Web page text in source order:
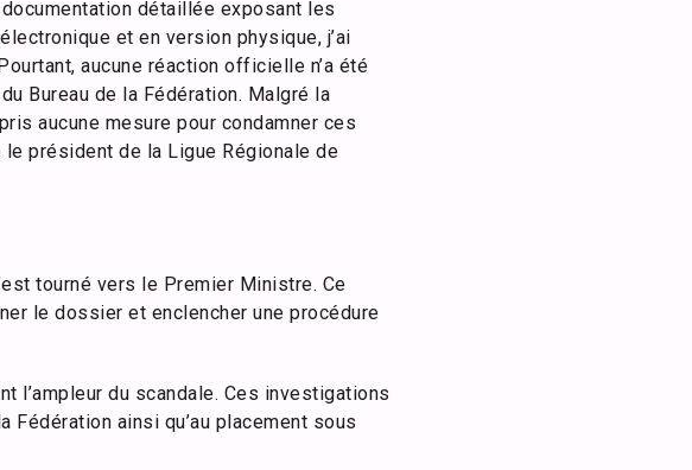
détaillée exposant les
et en version physique, j’ai
aucune réaction officielle n’a été
Bureau de la Fédération. Malgré la
aucune mesure pour condamner ces
président de la Ligue Régionale de
tourné vers le Premier Ministre. Ce
le dossier et enclencher une procédure
l’ampleur du scandale. Ces investigations
Fédération ainsi qu’au placement sous